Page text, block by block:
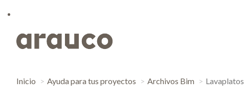
Inicio Ayuda para tus proyectos Archivos Bim